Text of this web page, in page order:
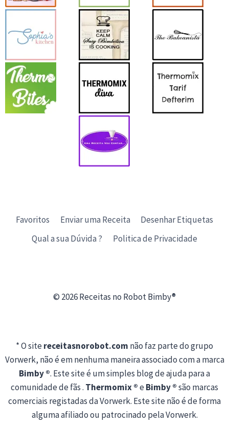
Favoritos Enviar uma Receita
Desenhar Etiquetas
Qual a sua Dúvida ?
Politica de Privacidade
© 2026 Receitas no Robot Bimby®
* O sitereceitasnorobot.com não faz parte do grupo
Vorwerk, não é em nenhuma maneira associado com a marca
Bimby ®. Este site é um simples blog de ajuda para a
comunidade de fãs . Thermomix ®eBimby ®são marcas
comerciais registadas da Vorwerk. Este site não é de forma
alguma afiliado ou patrocinado pela Vorwerk.